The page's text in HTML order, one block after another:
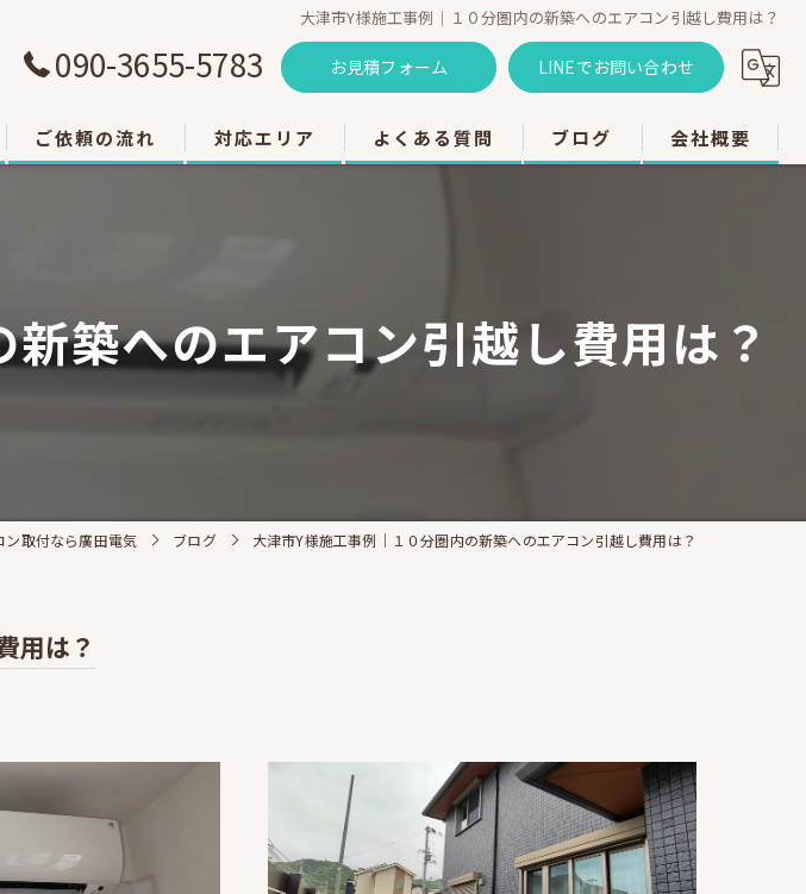
大津市Y様施工事例｜１０分圏内の新築へのエアコン引越し費用は？
090-3655-5783 お見積フォーム LINEでお問い合わせ
ご依頼の流れ 対応エリア
栗東市のエアコン工事
東近江市のエアコン工事
よくある質問 ブログ 会社概要
築へのエアコン引越し費用は？
ン取付なら廣田電気 ブログ 大津市Y様施工事例｜１０分圏内の新築へのエアコン引越し費用は？
用は？